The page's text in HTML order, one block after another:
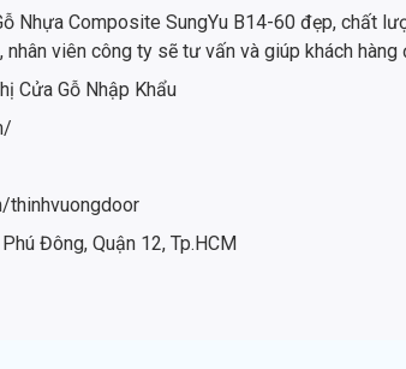
Nhựa Composite SungYu B14-60 đẹp, chất
viên công ty sẽ tư vấn và giúp khách hàng
Cửa Gỗ Nhập Khẩu
thinhvuongdoor
Đông, Quận 12, Tp.HCM